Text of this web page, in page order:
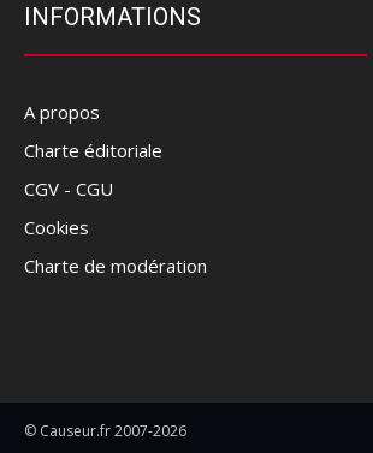
INFORMATIONS
A propos
Charte éditoriale
CGV - CGU
Cookies
Charte de modération
© Causeur.fr 2007-2026